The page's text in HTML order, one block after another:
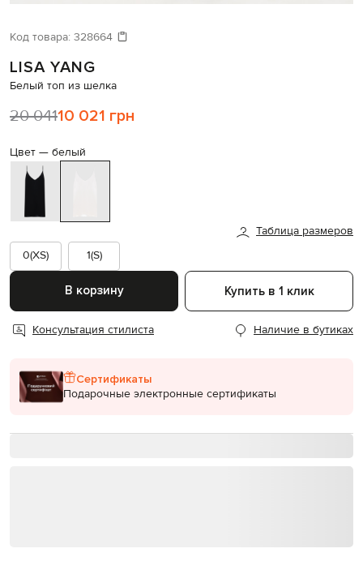
Давайте подберем что-то еще
Похожие товары
Код товара: 328664
LISA YANG
Белый топ из шелка
20 04110 021 грн
Цвет — белый
Таблица размеров
0(XS)
1(S)
В корзину Купить в 1 клик
Консультация стилиста Наличие в бутиках
Сертификаты
Подарочные электронные сертификаты